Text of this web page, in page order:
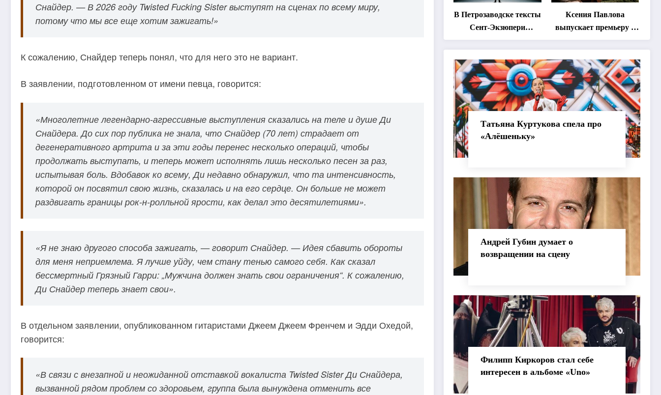
Снайдер. — В 2026 году Twisted Fucking Sister выступят на сценах по всему миру,
потому что мы все еще хотим зажигать!»
К сожалению, Снайдер теперь понял, что для него это не вариант.
В заявлении, подготовленном от имени певца, говорится:
«Многолетние легендарно-агрессивные выступления сказались на теле и душе Ди
Снайдера. До сих пор публика не знала, что Снайдер (70 лет) страдает от
дегенеративного артрита и за эти годы перенес несколько операций, чтобы
продолжать выступать, и теперь может исполнять лишь несколько песен за раз,
испытывая боль. Вдобавок ко всему, Ди недавно обнаружил, что та интенсивность,
которой он посвятил свою жизнь, сказалась и на его сердце. Он больше не может
раздвигать границы рок-н-ролльной ярости, как делал это десятилетиями».
«Я не знаю другого способа зажигать, — говорит Снайдер. — Идея сбавить обороты
для меня неприемлема. Я лучше уйду, чем стану тенью самого себя. Как сказал
бессмертный Грязный Гарри: „Мужчина должен знать свои ограничения“. К сожалению,
Ди Снайдер теперь знает свои».
В отдельном заявлении, опубликованном гитаристами Джеем Джеем Френчем и Эдди Охедой,
говорится:
«В связи с внезапной и неожиданной отставкой вокалиста Twisted Sister Ди Снайдера,
вызванной рядом проблем со здоровьем, группа была вынуждена отменить все
В Петрозаводске тексты
Сент-Экзюпери
переведут на язык
хореографии
Ксения Павлова
выпускает премьеру о
дружбе сурка и
Татьяна Куртукова спела про
«Алёшеньку»
Андрей Губин думает о
возвращении на сцену
Филипп Киркоров стал себе
интересен в альбоме «Uno»